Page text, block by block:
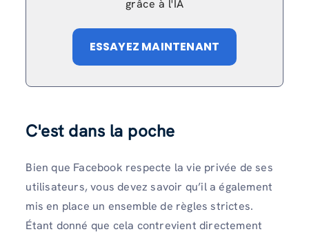
grâce à l'IA
ESSAYEZ MAINTENANT
C'est dans la poche
Bien que Facebook respecte la vie privée de ses
utilisateurs, vous devez savoir qu’il a également
mis en place un ensemble de règles strictes.
Étant donné que cela contrevient directement